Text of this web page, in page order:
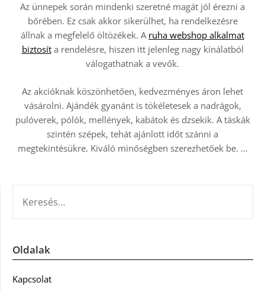
Az ünnepek során mindenki szeretné magát jól érezni a
bőrében. Ez csak akkor sikerülhet, ha rendelkezésre
állnak a megfelelő öltözékek. A ruha webshop alkalmat
biztosíta rendelésre, hiszen itt jelenleg nagy kínálatból
válogathatnak a vevők.
Az akcióknak köszönhetően, kedvezményes áron lehet
vásárolni. Ajándék gyanánt is tökéletesek a nadrágok,
pulóverek, pólók, mellények, kabátok és dzsekik. A táskák
szintén szépek, tehát ajánlott időt szánni a
megtekintésükre. Kiváló minőségben szerezhetőek be. …
Oldalak
Kapcsolat